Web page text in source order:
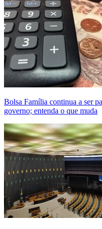
Bolsa Família continua a ser
governo; entenda o que muda